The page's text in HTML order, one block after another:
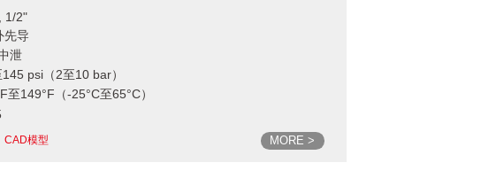
1/2"
先导
泄
psi（2至10 bar）
至149°F（-25°C至65°C）
CAD模型 MORE >